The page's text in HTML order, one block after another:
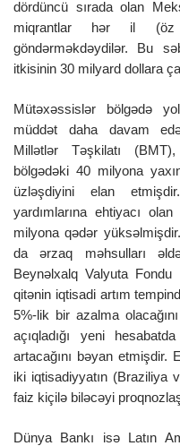
dördüncü sırada olan
miqrantlar hər il (öz
göndərməkdəydilər. Bu
itkisinin 30 milyard dollara
Mütəxəssislər bölgədə
müddət daha davam
Millətlər Təşkilatı
bölgədəki 40 milyona
üzləşdiyini elan
yardımlarına ehtiyacı
milyona qədər
da ərzaq məhsulları
Beynəlxalq Valyuta Fondu
qitənin iqtisadi artım
5%-lik bir azalma
açıqladığı yeni
artacağını bəyan etmişdir.
iki iqtisadiyyatın (Braziliya
faiz kiçilə biləcəyi
Dünya Bankı isə Latın